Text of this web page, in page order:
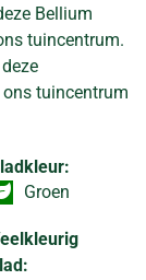
Bellium
tuincentrum.
tuincentrum
Groen